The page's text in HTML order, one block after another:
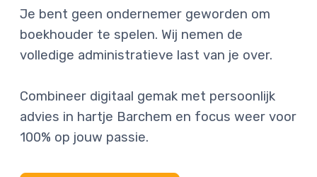
Je bent geen ondernemer geworden om
boekhouder te spelen. Wij nemen de
volledige administratieve last van je over.
Combineer digitaal gemak met persoonlijk
advies in hartje Barchem en focus weer voor
100% op jouw passie.